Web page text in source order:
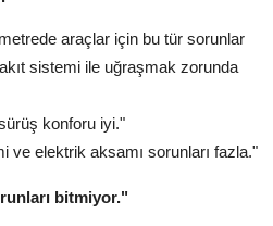
araçlar için bu tür sorunlar
sistemi ile uğraşmak zorunda
konforu iyi."
ve elektrik aksamı sorunları fazla."
bitmiyor."